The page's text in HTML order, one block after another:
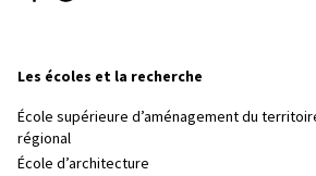
Les écoles et la recherche
École supérieure d’aménagement du
régional
École d’architecture